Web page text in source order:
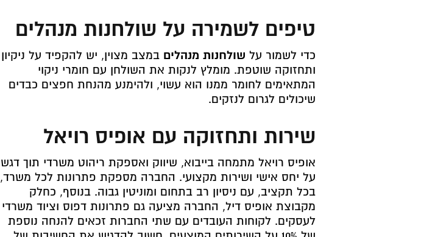
טיפים לשמירה על שולחנות מנהלים
כדי לשמור על שולחנות מנהלים במצב מצוין, יש להקפיד על ניקיון
ותחזוקה שוטפת. מומלץ לנקות את השולחן עם חומרי ניקוי
המתאימים לחומר ממנו הוא עשוי, ולהימנע מהנחת חפצים כבדים
שיכולים לגרום לנזקים.
שירות ותחזוקה עם אופיס רויאל
אופיס רויאל מתמחה בייבוא, שיווק ואספקת ריהוט משרדי תוך דגש
על יחס אישי ושירות מקצועי. החברה מספקת פתרונות לכל משרד,
בכל תקציב, עם ניסיון רב בתחום ומוניטין גבוה. בנוסף, כחלק
מקבוצת אופיס דיל, החברה מציעה גם פתרונות דפוס וציוד משרדי
לעסקים. לקוחות העובדים עם שתי החברות זכאים להנחה נוספת